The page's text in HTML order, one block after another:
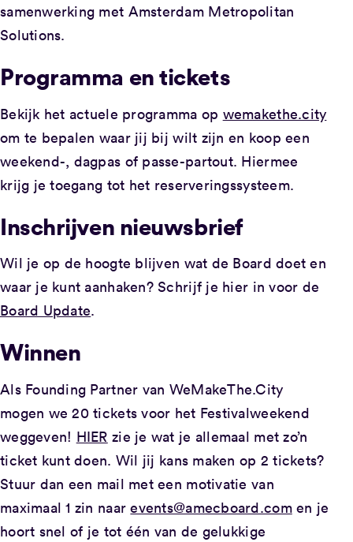
samenwerking met Amsterdam Metropolitan
Solutions.
Programma en tickets
Bekijk het actuele programma op wemakethe.city
om te bepalen waar jij bij wilt zijn en koop een
weekend-, dagpas of passe-partout. Hiermee
krijg je toegang tot het reserveringssysteem.
Inschrijven nieuwsbrief
Wil je op de hoogte blijven wat de Board doet en
waar je kunt aanhaken? Schrijf je hier in voor de
Board Update.
Winnen
Als Founding Partner van WeMakeThe.City
mogen we 20 tickets voor het Festivalweekend
weggeven! HIER zie je wat je allemaal met zo’n
ticket kunt doen. Wil jij kans maken op 2 tickets?
Stuur dan een mail met een motivatie van
maximaal 1 zin naarevents@amecboard.comen je
hoort snel of je tot één van de gelukkige